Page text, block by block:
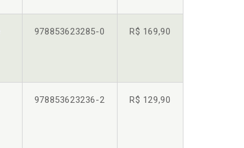
978853623285-0 R$ 169,90
978853623236-2 R$ 129,90